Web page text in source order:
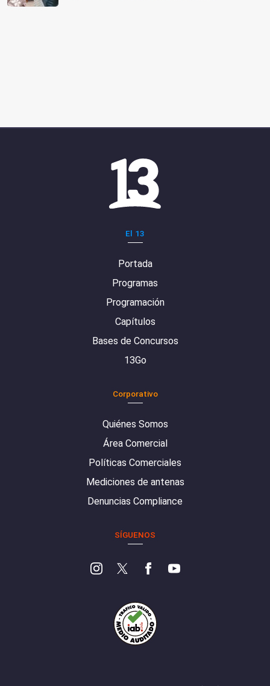
El 13
Portada
Programas
Programación
Capítulos
Bases de Concursos
13Go
Corporativo
Quiénes Somos
Área Comercial
Políticas Comerciales
Mediciones de antenas
Denuncias Compliance
SÍGUENOS